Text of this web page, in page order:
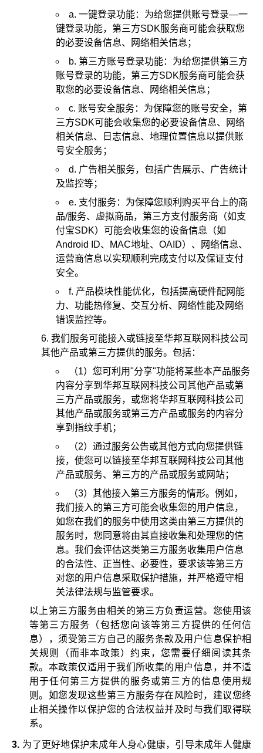
a. 一键登录功能：为给您提供账号登录—一
键登录功能，第三方SDK服务商可能会获取您
的必要设备信息、网络相关信息；
b. 第三方账号登录功能：为给您提供第三方
账号登录的功能，第三方SDK服务商可能会获
取您的必要设备信息、网络相关信息；
c. 账号安全服务：为保障您的账号安全，第
三方SDK可能会收集您的必要设备信息、网络
相关信息、日志信息、地理位置信息以提供账
号安全服务；
d. 广告相关服务，包括广告展示、广告统计
及监控等；
e. 支付服务：为保障您顺利购买平台上的商
品/服务、虚拟商品，第三方支付服务商（如支
付宝SDK）可能会收集您的设备信息（如
Android ID、MAC地址、OAID）、网络信息、
运营商信息以实现顺利完成支付以及保证支付
安全。
f. 产品模块性能优化，包括提高硬件配网能
力、功能热修复、交互分析、网络性能及网络
错误监控等。
我们服务可能接入或链接至华邦互联网科技公司
其他产品或第三方提供的服务。包括：
（1）您可利用"分享"功能将某些本产品服务
内容分享到华邦互联网科技公司其他产品或第
三方产品或服务，或您将华邦互联网科技公司
其他产品或服务或第三方产品或服务的内容分
享到指纹手机；
（2）通过服务公告或其他方式向您提供链
接，使您可以链接至华邦互联网科技公司其他
产品或服务、第三方的产品或服务或网站；
（3）其他接入第三方服务的情形。例如，
我们接入的第三方可能会收集您的用户信息，
如您在我们的服务中使用这类由第三方提供的
服务时，您同意将由其直接收集和处理您的信
息。我们会评估这类第三方服务收集用户信息
的合法性、正当性、必要性，要求该等第三方
对您的用户信息采取保护措施，并严格遵守相
关法律法规与监管要求。
以上第三方服务由相关的第三方负责运营。您使用该
等第三方服务（包括您向该等第三方提供的任何信
息），须受第三方自己的服务条款及用户信息保护相
关规则（而非本政策）约束，您需要仔细阅读其条
款。本政策仅适用于我们所收集的用户信息，并不适
用于任何第三方提供的服务或第三方的信息使用规
则。如您发现这些第三方服务存在风险时，建议您终
止相关操作以保护您的合法权益并及时与我们取得联
系。
3. 为了更好地保护未成年人身心健康，引导未成年人健康